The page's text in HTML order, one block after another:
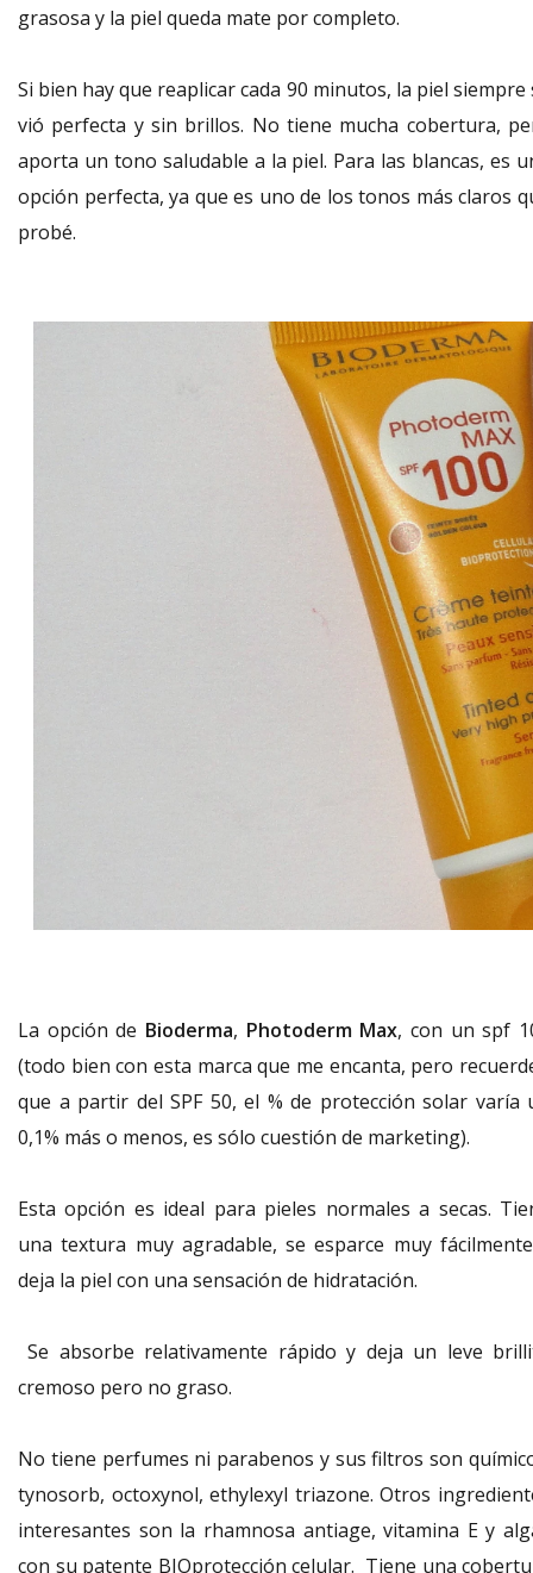
grasosa y la piel queda mate por completo.
Si bien hay que reaplicar cada 90 minutos, la piel siempre
vió perfecta y sin brillos. No tiene mucha cobertura,
aporta un tono saludable a la piel. Para las blancas, es
opción perfecta, ya que es uno de los tonos más claros
probé.
La opción de Bioderma, Photoderm Max, con un spf
(todo bien con esta marca que me encanta, pero
que a partir del SPF 50, el % de protección solar varía
0,1% más o menos, es sólo cuestión de marketing).
Esta opción es ideal para pieles normales a secas.
una textura muy agradable, se esparce muy
deja la piel con una sensación de hidratación.
Se absorbe relativamente rápido y deja un leve
cremoso pero no graso.
No tiene perfumes ni parabenos y sus filtros son
tynosorb, octoxynol, ethylexyl triazone. Otros
interesantes son la rhamnosa antiage, vitamina E y
con su patente BIOprotección celular. Tiene una